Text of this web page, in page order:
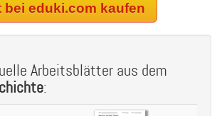
bei eduki.com kaufen
Arbeitsblätter aus dem
: